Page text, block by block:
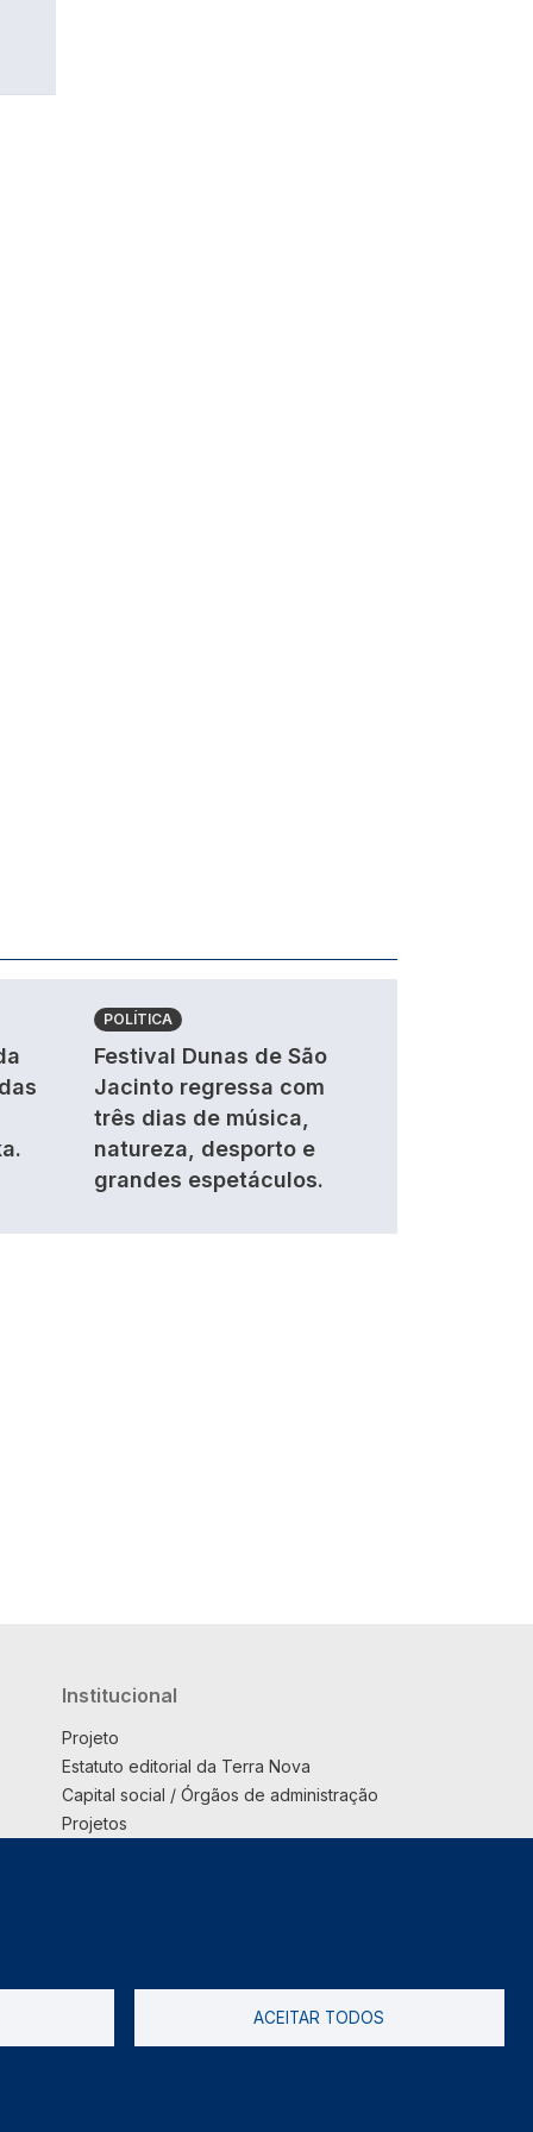
POLÍTICA
Festival Dunas de São
Jacinto regressa com
três dias de música,
natureza, desporto e
grandes espetáculos.
Institucional
Projeto
Estatuto editorial da Terra Nova
Capital social / Órgãos de administração
Projetos
ACEITAR TODOS